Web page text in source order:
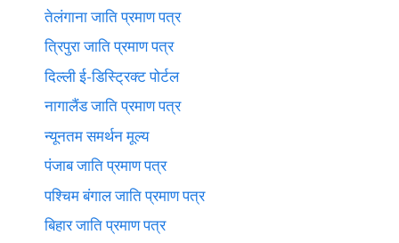
तेलंगाना जाति प्रमाण पत्र
त्रिपुरा जाति प्रमाण पत्र
दिल्ली ई-डिस्ट्रिक्ट पोर्टल
नागालैंड जाति प्रमाण पत्र
न्यूनतम समर्थन मूल्य
पंजाब जाति प्रमाण पत्र
पश्चिम बंगाल जाति प्रमाण पत्र
बिहार जाति प्रमाण पत्र